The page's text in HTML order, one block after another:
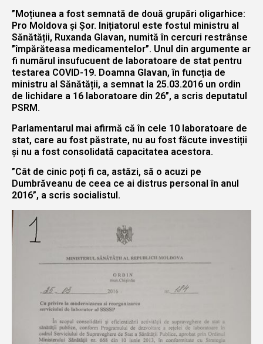
”Moțiunea a fost semnată de două grupări oligarhice:
Pro Moldova și Șor. Inițiatorul este fostul ministru al
Sănătății, Ruxanda Glavan, numită în cercuri restrânse
”împărăteasa medicamentelor”. Unul din argumente ar
fi numărul insufucuent de laboratoare de stat pentru
testarea COVID-19. Doamna Glavan, în funcția de
ministru al Sănătății, a semnat la 25.03.2016 un ordin
de lichidare a 16 laboratoare din 26”, a scris deputatul
PSRM.
Parlamentarul mai afirmă că în cele 10 laboratoare de
stat, care au fost păstrate, nu au fost făcute investiții
și nu a fost consolidată capacitatea acestora.
”Cât de cinic poți fi ca, astăzi, să o acuzi pe
Dumbrăveanu de ceea ce ai distrus personal în anul
2016”, a scris socialistul.